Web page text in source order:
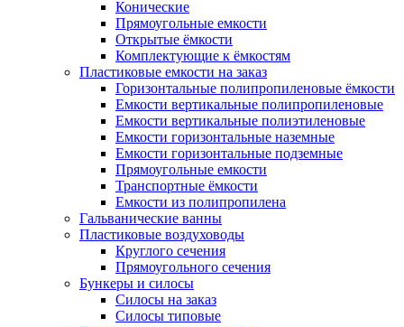
Конические
Прямоугольные емкости
Открытые ёмкости
Комплектующие к ёмкостям
Пластиковые емкости на заказ
Горизонтальные полипропиленовые ёмкости
Емкости вертикальные полипропиленовые
Емкости вертикальные полиэтиленовые
Емкости горизонтальные наземные
Емкости горизонтальные подземные
Прямоугольные емкости
Транспортные ёмкости
Емкости из полипропилена
Гальванические ванны
Пластиковые воздуховоды
Круглого сечения
Прямоугольного сечения
Бункеры и силосы
Силосы на заказ
Силосы типовые